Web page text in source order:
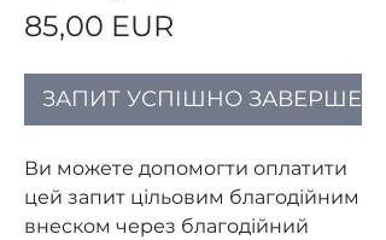
85,00 EUR
ЗАПИТ УСПІШНО
Ви можете допомогти оплатити
цей запит цільовим благодійним
внеском через благодійний